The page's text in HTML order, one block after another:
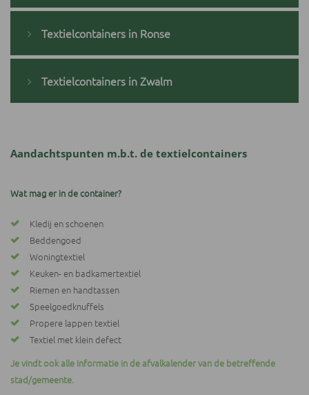
Textielcontainers in Ronse
Textielcontainers in Zwalm
Aandachtspunten m.b.t. de textielcontainers
Wat mag er in de container?
Kledij en schoenen
Beddengoed
Woningtextiel
Keuken- en badkamertextiel
Riemen en handtassen
Speelgoedknuffels
Propere lappen textiel
Textiel met klein defect
Je vindt ook alle informatie in de afvalkalender van de betreffende
stad/gemeente.